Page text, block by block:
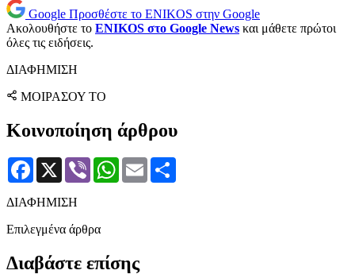
Google Προσθέστε το ENIKOS στην Google
Ακολουθήστε το ENIKOS στο Google News και μάθετε πρώτοι
όλες τις ειδήσεις.
ΔΙΑΦΗΜΙΣΗ
ΜΟΙΡΑΣΟΥ ΤΟ
Κοινοποίηση άρθρου
Facebook
X Viber WhatsApp
Email
ΔΙΑΦΗΜΙΣΗ
Επιλεγμένα άρθρα
Διαβάστε επίσης